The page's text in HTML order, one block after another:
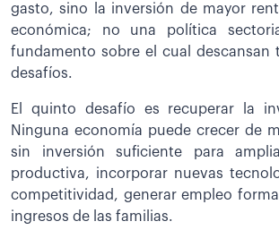
gasto, sino la inversión de mayor
económica; no una política
fundamento sobre el cual descansan
desafíos.
El quinto desafío es recuperar la
Ninguna economía puede crecer de
sin inversión suficiente para
productiva, incorporar nuevas
competitividad, generar empleo
ingresos de las familias.